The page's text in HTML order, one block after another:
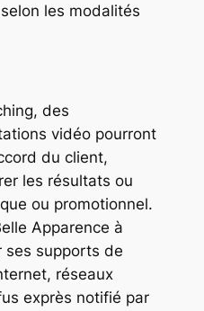
les modalités
des
vidéo pourront
du client,
les résultats ou
ou promotionnel.
Apparence à
ses supports de
réseaux
exprès notifié par